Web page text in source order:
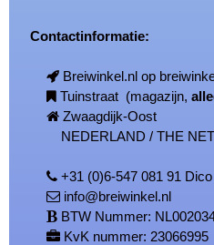
Contactinformatie:
Breiwinkel.nl op
Tuinstraat (magazijn,
Zwaagdijk-Oost
NEDERLAND / THE
+31 (0)6-547 081 91
info@breiwinkel.nl
BTW Nummer:
KvK nummer: 23066995